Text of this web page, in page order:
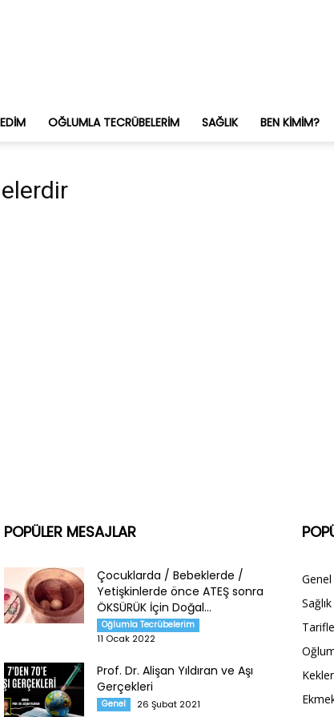
OĞLUMLA TECRÜBELERIM SAĞLIK BEN KIMIM?
POPÜLER MESAJLAR
Çocuklarda / Bebeklerde /
Yetişkinlerde önce ATEŞ sonra
ÖKSÜRÜK İçin Doğal...
Oğlumla Tecrübelerim
11 Ocak 2022
Prof. Dr. Alişan Yıldıran ve Aşı
Gerçekleri
Genel 26 Şubat 2021
Genel
Sağlık
Kekler